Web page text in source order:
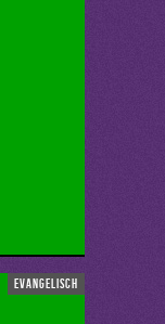
evangelisch